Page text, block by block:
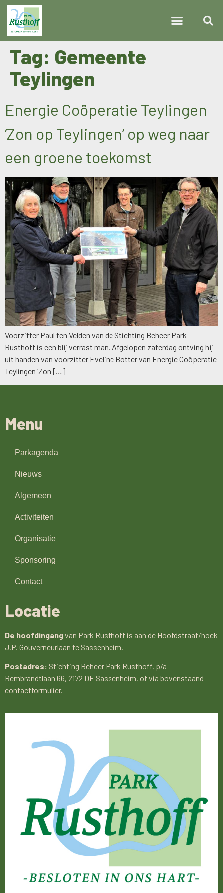
Tag: Gemeente
Teylingen
Energie Coöperatie Teylingen
‘Zon op Teylingen’ op weg naar
een groene toekomst
Voorzitter Paul ten Velden van de Stichting Beheer Park
Rusthoff is een blij verrast man. Afgelopen zaterdag ontving hij
uit handen van voorzitter Eveline Botter van Energie Coöperatie
Teylingen ‘Zon […]
Menu
Parkagenda
Nieuws
Algemeen
Activiteiten
Organisatie
Sponsoring
Contact
Locatie
De hoofdingangvan Park Rusthoff is aan de Hoofdstraat/hoek
J.P. Gouverneurlaan te Sassenheim.
Postadres: Stichting Beheer Park Rusthoff, p/a
Rembrandtlaan 66, 2172 DE Sassenheim, of via bovenstaand
contactformulier.